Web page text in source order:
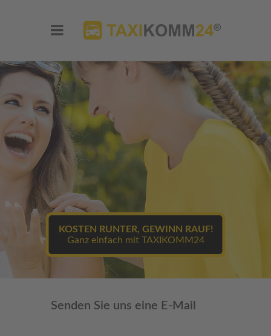
KOSTEN RUNTER, GEWINN RAUF!
Ganz einfach mit TAXIKOMM24
Senden Sie uns eine E-Mail